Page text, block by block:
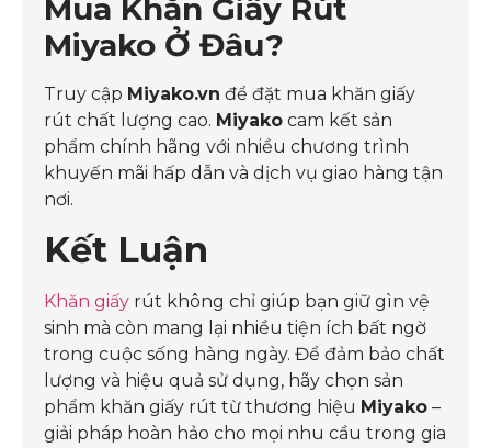
Mua Khăn Giấy Rút
Miyako Ở Đâu?
Truy cập Miyako.vn để đặt mua khăn giấy
rút chất lượng cao. Miyako cam kết sản
phẩm chính hãng với nhiều chương trình
khuyến mãi hấp dẫn và dịch vụ giao hàng tận
nơi.
Kết Luận
Khăn giấy rút không chỉ giúp bạn giữ gìn vệ
sinh mà còn mang lại nhiều tiện ích bất ngờ
trong cuộc sống hàng ngày. Để đảm bảo chất
lượng và hiệu quả sử dụng, hãy chọn sản
phẩm khăn giấy rút từ thương hiệu Miyako –
giải pháp hoàn hảo cho mọi nhu cầu trong gia